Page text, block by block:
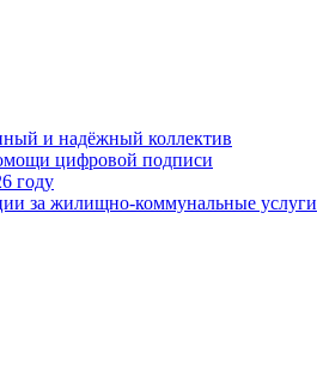
и надёжный коллектив
цифровой подписи
году
за жилищно-коммунальные услуги